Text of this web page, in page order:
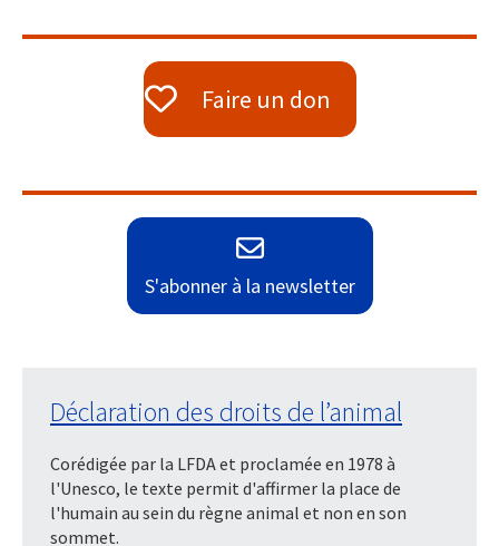
Faire un don
S'abonner à la newsletter
Déclaration des droits de l’animal
Corédigée par la LFDA et proclamée en 1978 à
l'Unesco, le texte permit d'affirmer la place de
l'humain au sein du règne animal et non en son
sommet.